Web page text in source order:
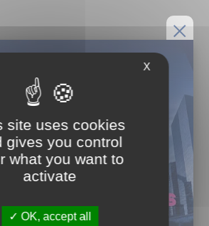
X
site uses cookies
gives you control
what you want to
activate
OK, accept all